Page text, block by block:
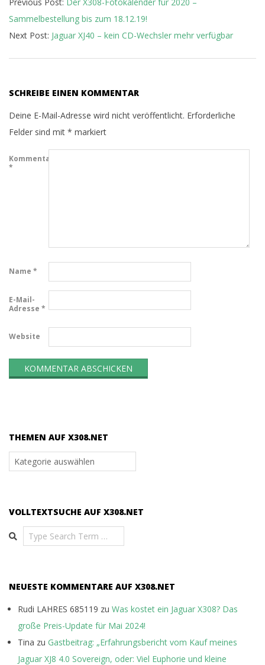
Sammelbestellung bis zum 18.12.19!
Next Post: Jaguar XJ40 – kein CD-Wechsler mehr verfügbar
SCHREIBE EINEN KOMMENTAR
Deine E-Mail-Adresse wird nicht veröffentlicht. Erforderliche
Felder sind mit * markiert
Kommentar
*
Name *
E-Mail-
Adresse *
Website
THEMEN AUF X308.NET
Themen
auf
VOLLTEXTSUCHE AUF X308.NET
Search
NEUESTE KOMMENTARE AUF X308.NET
Rudi LAHRES 685119 zu Was kostet ein Jaguar X308? Das
große Preis-Update für Mai 2024!
Tina zu Gastbeitrag: „Erfahrungsbericht vom Kauf meines
Jaguar XJ8 4.0 Sovereign, oder: Viel Euphorie und kleine